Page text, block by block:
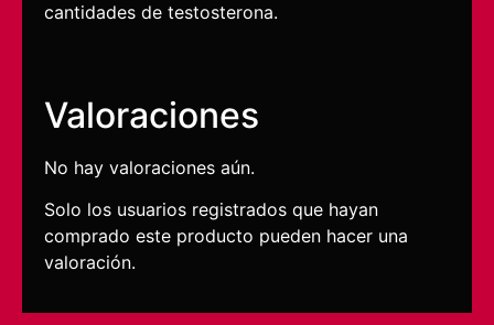
cantidades de testosterona.
Valoraciones
No hay valoraciones aún.
Solo los usuarios registrados que hayan
comprado este producto pueden hacer una
valoración.